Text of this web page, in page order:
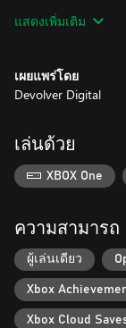
them in at shops to
world map, and
แสดงเพิ่มเติม
เผยแพร่โดย
Devolver Digital
เล่นด้วย
XBOX One
ความสามารถ
ผู้เล่นเดียว
Xbox
Xbox Cloud